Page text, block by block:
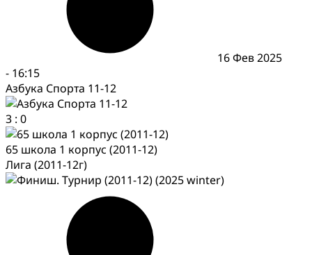
16 Фев 2025
- 16:15
Азбука Спорта 11-12
3 : 0
65 школа 1 корпус (2011-12)
Лига (2011-12г)